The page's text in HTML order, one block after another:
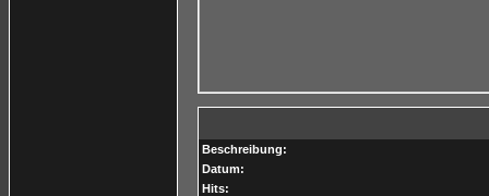
Beschreibung:
Datum:
Hits: